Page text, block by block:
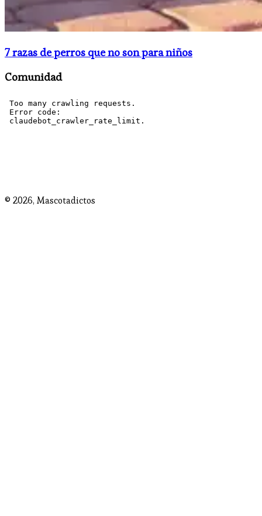
​7 razas de perros que no son para niños
Comunidad
© 2026, Mascotadictos